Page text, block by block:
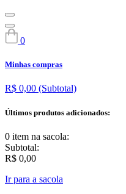
0
Minhas compras
R$ 0,00 (Subtotal)
Últimos produtos adicionados:
0 item na sacola:
Subtotal:
R$ 0,00
Ir para a sacola